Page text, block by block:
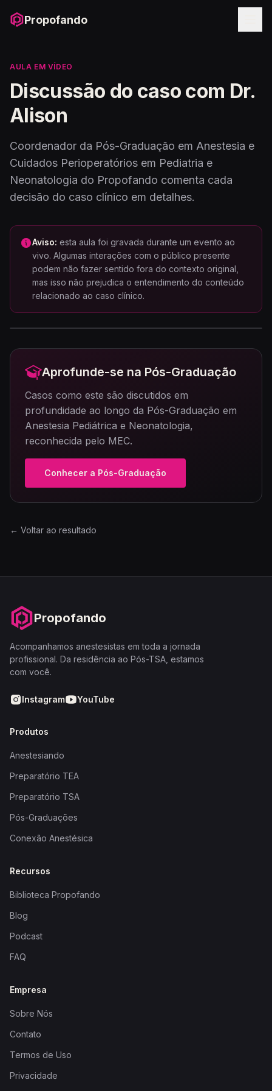
Propofando
AULA EM VÍDEO
Discussão do caso com Dr.
Alison
Coordenador da Pós-Graduação em Anestesia e
Cuidados Perioperatórios em Pediatria e
Neonatologia do Propofando comenta cada
decisão do caso clínico em detalhes.
Aviso: esta aula foi gravada durante um evento ao
vivo. Algumas interações com o público presente
podem não fazer sentido fora do contexto original,
mas isso não prejudica o entendimento do conteúdo
relacionado ao caso clínico.
Aprofunde-se na Pós-Graduação
Casos como este são discutidos em
profundidade ao longo da Pós-Graduação em
Anestesia Pediátrica e Neonatologia,
reconhecida pelo MEC.
Conhecer a Pós-Graduação
← Voltar ao resultado
Propofando
Acompanhamos anestesistas em toda a jornada
profissional. Da residência ao Pós-TSA, estamos
com você.
Instagram YouTube
Produtos
Anestesiando
Preparatório TEA
Preparatório TSA
Pós-Graduações
Conexão Anestésica
Recursos
Biblioteca Propofando
Blog
Podcast
FAQ
Empresa
Sobre Nós
Contato
Termos de Uso
Privacidade